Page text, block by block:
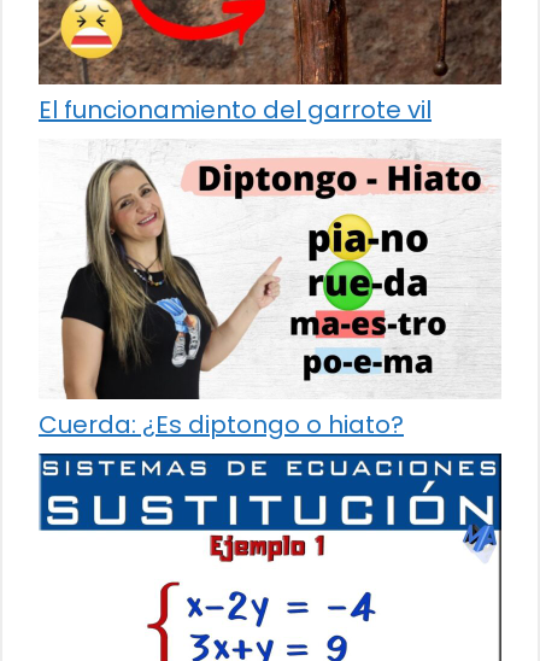
El funcionamiento del garrote vil
Cuerda: ¿Es diptongo o hiato?